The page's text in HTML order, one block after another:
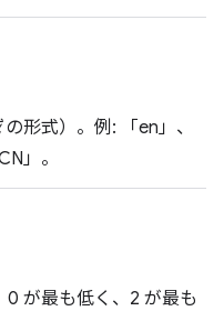
の形式）。例: 「en」、
」。
が最も低く、2 が最も